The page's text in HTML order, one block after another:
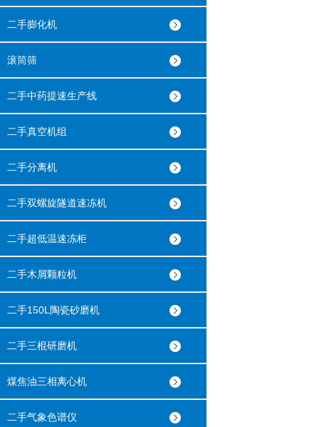
二手膨化机
滚筒筛
二手中药提速生产线
二手真空机组
二手分离机
二手双螺旋隧道速冻机
二手超低温速冻柜
二手木屑颗粒机
二手150L陶瓷砂磨机
二手三棍研磨机
煤焦油三相离心机
二手气象色谱仪